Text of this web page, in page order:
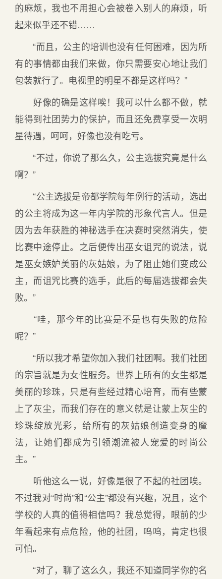
的麻烦，我也不用担心会被卷入别人的麻烦，听
起来似乎还不错……
“而且，公主的培训也没有任何困难，因为所
有的事情都由我们来做，你只需要安心地让我们
包装就行了。电视里的明星不都是这样吗？”
好像的确是这样唉！我可以什么都不做，就
能得到社团势力的保护，而且还免费享受一次明
星待遇，呵呵，好像也没有吃亏。
“不过，你说了那么久，公主选拔究竟是什么
啊？”
“公主选拔是帝都学院每年例行的活动，选出
的公主将成为这一年内学院的形象代言人。但是
因为去年获胜的神秘选手在决赛时突然消失，使
比赛中途停止。之后便传出巫女诅咒的说法，说
是巫女嫉妒美丽的灰姑娘，为了阻止她们变成公
主，而诅咒比赛的选手，此后的每届选拔都会失
败。”
“哇，那今年的比赛是不是也有失败的危险
呢？”
“所以我才希望你加入我们社团啊。我们社团
的宗旨就是为女性服务。世界上所有的女生都是
美丽的珍珠，只是有些经过精心培育，而有些蒙
上了灰尘，而我们存在的意义就是让蒙上灰尘的
珍珠绽放光彩，给所有的灰姑娘创造变身的魔
法，让她们都成为引领潮流被人宠爱的时尚公
主。”
听他这么一说，好像是很了不起的社团唉。
不过我对“时尚”和“公主”都没有兴趣，况且，这个
学校的人真的值得相信吗？我总觉得，眼前的少
年看起来有点危险，他的社团，呜呜，肯定也很
可怕。
“对了，聊了这么久，我还不知道同学你的名